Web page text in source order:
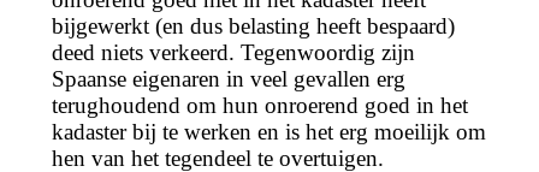
bijgewerkt (en dus belasting heeft bespaard)
deed niets verkeerd. Tegenwoordig zijn
Spaanse eigenaren in veel gevallen erg
terughoudend om hun onroerend goed in het
kadaster bij te werken en is het erg moeilijk om
hen van het tegendeel te overtuigen.